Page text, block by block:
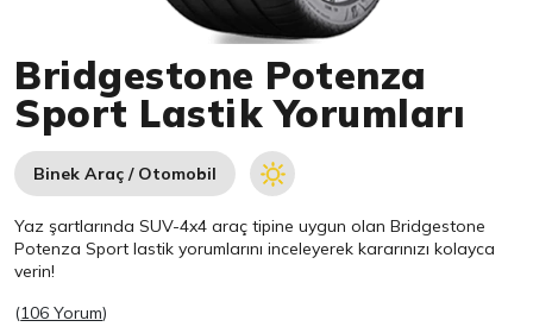
Bridgestone Potenza
Sport Lastik Yorumları
Binek Araç / Otomobil
Yaz şartlarında SUV-4x4 araç tipine uygun olanBridgestone
Potenza Sport lastik yorumlarını inceleyerek kararınızı kolayca
verin!
(106 Yorum)